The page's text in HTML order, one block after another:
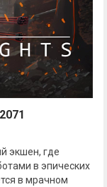
экшен, где
в эпических
в мрачном